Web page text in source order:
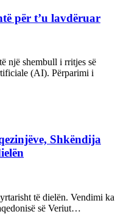
për t’u lavdëruar
një shembull i rritjes së
(AI). Përparimi i
Shkëndija
të dielën. Vendimi ka
së Veriut…